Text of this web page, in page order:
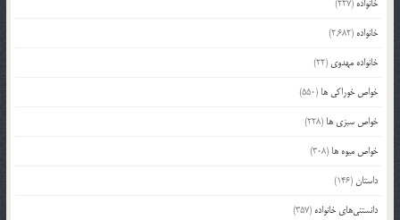
خانواده (227)
خانواده (2,682)
خانواده مهدوی (22)
خواص خوراکی ها (550)
خواص سبزی ها (228)
خواص میوه ها (308)
داستان(146)
دانستنی‌های خانواده (357)